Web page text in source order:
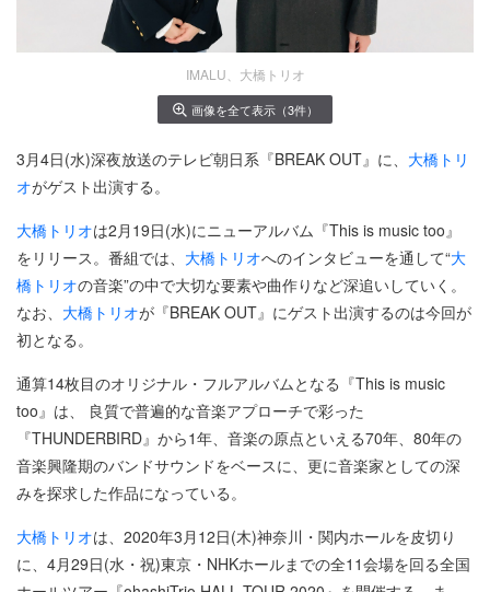
IMALU、大橋トリオ
画像を全て表示（3件）
3月4日(水)深夜放送のテレビ朝日系『BREAK OUT』に、 大橋トリ
オがゲスト出演する。
大橋トリオは2月19日(水)にニューアルバム『This is music too』
をリリース。番組では、 大橋トリオへのインタビューを通して“大
橋トリオの音楽”の中で大切な要素や曲作りなど深追いしていく。
なお、 大橋トリオが『BREAK OUT』にゲスト出演するのは今回が
初となる。
通算14枚目のオリジナル・フルアルバムとなる『This is music
too』は、 良質で普遍的な音楽アプローチで彩った
『THUNDERBIRD』から1年、音楽の原点といえる70年、80年の
音楽興隆期のバンドサウンドをベースに、更に音楽家としての深
みを探求した作品になっている。
大橋トリオは、2020年3月12日(木)神奈川・関内ホールを皮切り
に、4月29日(水・祝)東京・NHKホールまでの全11会場を回る全国